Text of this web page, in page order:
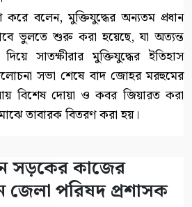
বলেন, মুক্তিযুদ্ধের অন্যতম প্রধান
ভুলতে শুরু করা হয়েছে, যা অত্যন্ত
সাতক্ষীরার মুক্তিযুদ্ধের ইতিহাস
সভা শেষে বাদ জোহর মরহুমের
বিশেষ দোয়া ও কবর জিয়ারত করা
তাবারক বিতরণ করা হয়।
সড়কের কাজের
জেলা পরিষদ প্রশাসক